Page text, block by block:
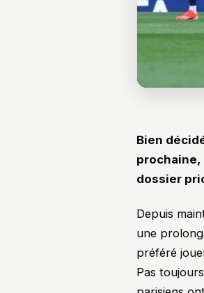
Bien
prochaine,
dossier
Depuis
une
préféré
Pas